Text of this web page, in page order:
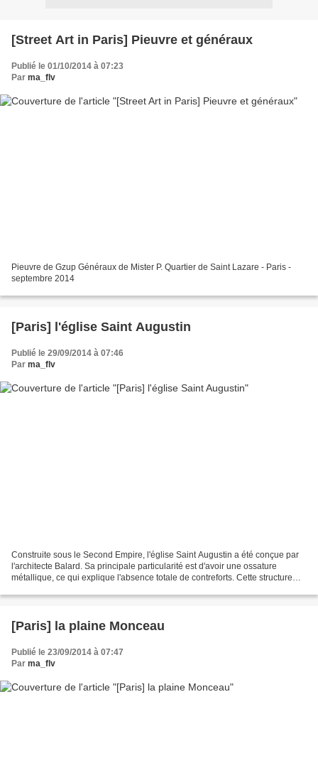
[Street Art in Paris] Pieuvre et généraux
Publié le 01/10/2014 à 07:23
Par ma_flv
Pieuvre de Gzup Généraux de Mister P. Quartier de Saint Lazare - Paris -
septembre 2014
[Paris] l'église Saint Augustin
Publié le 29/09/2014 à 07:46
Par ma_flv
Construite sous le Second Empire, l'église Saint Augustin a été conçue par
l'architecte Balard. Sa principale particularité est d'avoir une ossature
métallique, ce qui explique l'absence totale de contreforts. Cette structure
[Paris] la plaine Monceau
Publié le 23/09/2014 à 07:47
Par ma_flv